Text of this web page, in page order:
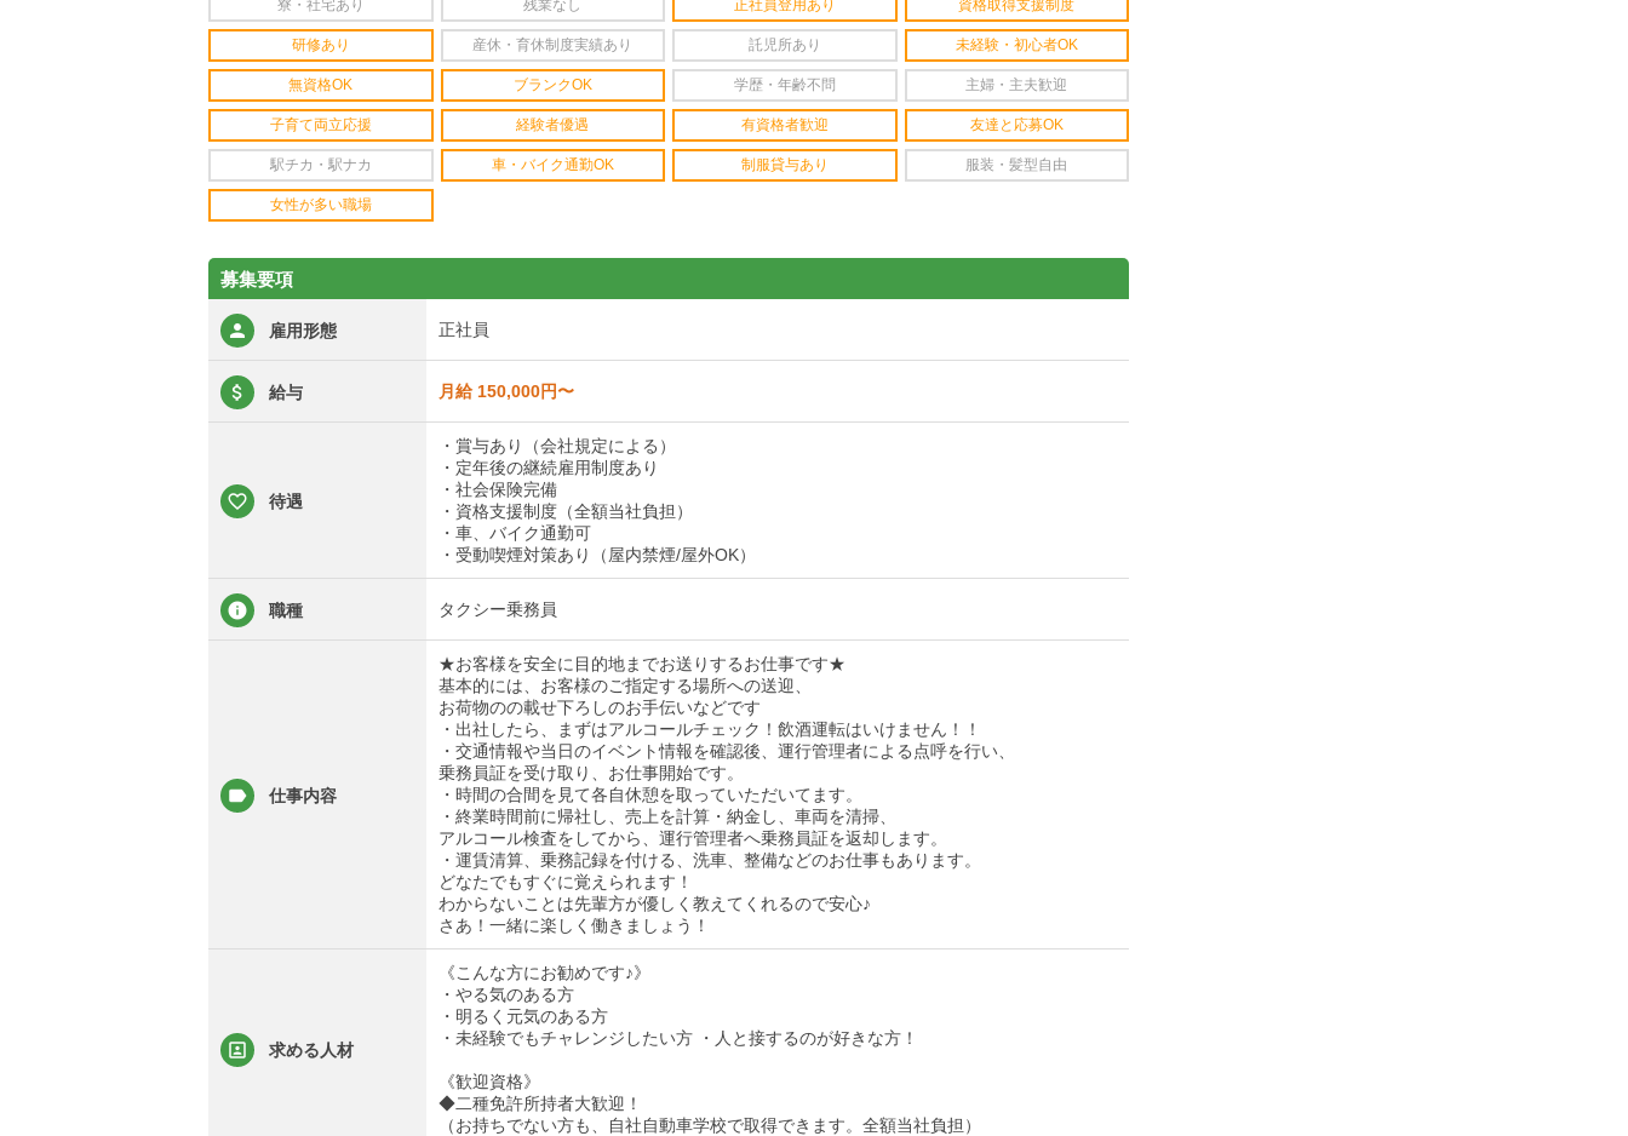
寮・社宅あり 残業なし 正社員登用あり 資格取得支援制度
研修あり 産休・育休制度実績あり 託児所あり 未経験・初心者OK
無資格OK ブランクOK 学歴・年齢不問 主婦・主夫歓迎
子育て両立応援 経験者優遇 有資格者歓迎 友達と応募OK
駅チカ・駅ナカ 車・バイク通勤OK 制服貸与あり 服装・髪型自由
女性が多い職場
募集要項
雇用形態 正社員
給与 月給 150,000円〜
待遇
・賞与あり（会社規定による）
・定年後の継続雇用制度あり
・社会保険完備
・資格支援制度（全額当社負担）
・車、バイク通勤可
・受動喫煙対策あり（屋内禁煙/屋外OK）
職種 タクシー乗務員
仕事内容
★お客様を安全に目的地までお送りするお仕事です★
基本的には、お客様のご指定する場所への送迎、
お荷物のの載せ下ろしのお手伝いなどです
・出社したら、まずはアルコールチェック！飲酒運転はいけません！！
・交通情報や当日のイベント情報を確認後、運行管理者による点呼を行い、
乗務員証を受け取り、お仕事開始です。
・時間の合間を見て各自休憩を取っていただいてます。
・終業時間前に帰社し、売上を計算・納金し、車両を清掃、
アルコール検査をしてから、運行管理者へ乗務員証を返却します。
・運賃清算、乗務記録を付ける、洗車、整備などのお仕事もあります。
どなたでもすぐに覚えられます！
わからないことは先輩方が優しく教えてくれるので安心♪
さあ！一緒に楽しく働きましょう！
求める人材
《こんな方にお勧めです♪》
・やる気のある方
・明るく元気のある方
・未経験でもチャレンジしたい方 ・人と接するのが好きな方！
《歓迎資格》
◆二種免許所持者大歓迎！
（お持ちでない方も、自社自動車学校で取得できます。全額当社負担）